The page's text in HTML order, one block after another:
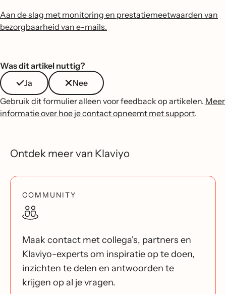
Aan de slag met monitoring en prestatiemeetwaarden van
bezorgbaarheid van e-mails.
Was dit artikel nuttig?
Ja
Nee
Gebruik dit formulier alleen voor feedback op artikelen. Meer
informatie over hoe je contact opneemt met support.
Ontdek meer van Klaviyo
COMMUNITY
Maak contact met collega's, partners en
Klaviyo-experts om inspiratie op te doen,
inzichten te delen en antwoorden te
krijgen op al je vragen.